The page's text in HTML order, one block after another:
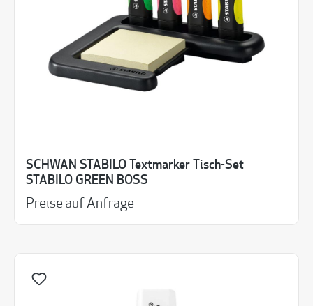
SCHWAN STABILO Textmarker Tisch-Set
STABILO GREEN BOSS
Preise auf Anfrage